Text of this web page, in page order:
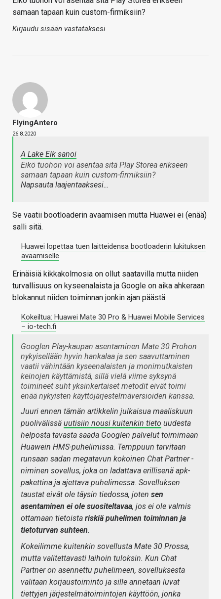
samaan tapaan kuin custom-firmiksiin?
Kirjaudu sisään vastataksesi
FlyingAntero
26.8.2020
A Lake Elk sanoi
Eikö tuohon voi asentaa sitä Play Storea erikseen
samaan tapaan kuin custom-firmiksiin?
Napsauta laajentaaksesi…
Se vaatii bootloaderin avaamisen mutta Huawei ei (enää)
salli sitä.
Huawei lopettaa tuen laitteidensa bootloaderin lukituksen
avaamiselle
Erinäisiä kikkakolmosia on ollut saatavilla mutta niiden
turvallisuus on kyseenalaista ja Google on aika ahkeraan
blokannut niiden toiminnan jonkin ajan päästä.
Kokeiltua: Huawei Mate 30 Pro & Huawei Mobile Services
– io-tech.fi
Googlen Play-kaupan asentaminen Mate 30 Prohon
nykyisellään hyvin hankalaa ja sen saavuttaminen
vaatii vähintään kyseenalaisten ja monimutkaisten
keinojen käyttämistä, sillä vielä viime syksynä
toimineet suht yksinkertaiset metodit eivät toimi
enää nykyisten käyttöjärjestelmäversioiden kanssa.
Juuri ennen tämän artikkelin julkaisua maaliskuun
puolivälissä uutisiin nousi kuitenkin tieto uudesta
helposta tavasta saada Googlen palvelut toimimaan
Huawein HMS-puhelimissa. Temppuun tarvitaan
runsaan sadan megatavun kokoinen Chat Partner -
niminen sovellus, joka on ladattava erillisenä apk-
pakettina ja ajettava puhelimessa. Sovelluksen
taustat eivät ole täysin tiedossa, joten sen
asentaminen ei ole suositeltavaa, jos ei ole valmis
ottamaan tietoista riskiä puhelimen toiminnan ja
tietoturvan suhteen.
Kokeilimme kuitenkin sovellusta Mate 30 Prossa,
mutta valitettavasti laihoin tuloksin. Kun Chat
Partner on asennettu puhelimeen, sovelluksesta
valitaan korjaustoiminto ja sille annetaan luvat
tiettyjen järjestelmätoimintojen käyttöön, jonka